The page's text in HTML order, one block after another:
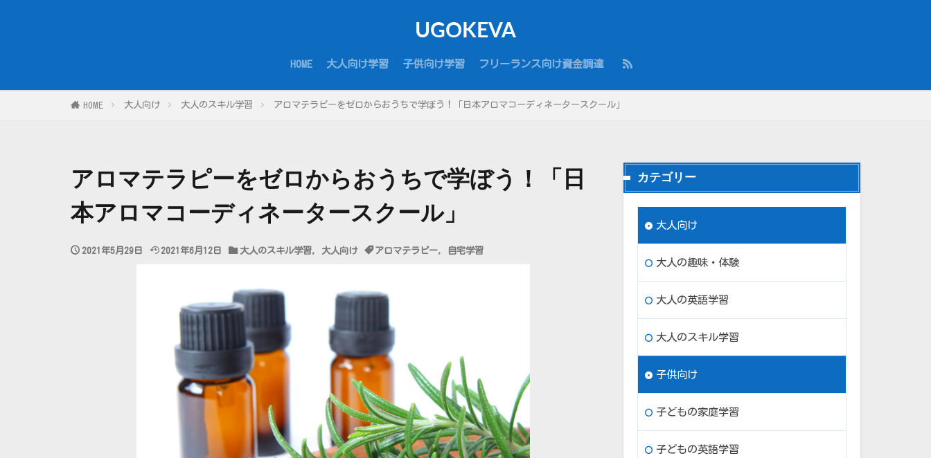
UGOKEVA
HOME 大人向け学習 子供向け学習 フリーランス向け資金調達
HOME 大人向け 大人のスキル学習 アロマテラピーをゼロからおうちで学ぼう！「日本アロマコーディネータースクール」
アロマテラピーをゼロからおうちで学ぼう！「日
本アロマコーディネータースクール」
2021年5月29日 2021年6月12日 大人のスキル学習, 大人向け アロマテラピー, 自宅学習
カテゴリー
大人向け
大人の趣味・体験
大人の英語学習
大人のスキル学習
子供向け
子どもの家庭学習
子どもの英語学習